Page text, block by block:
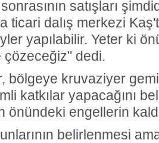
satışları
ticari dalış merkezi
yapılabilir. Yeter ki
çözeceğiz" dedi.
bölgeye kruvaziyer
katkılar yapacağını
önündeki engellerin
belirlenmesi